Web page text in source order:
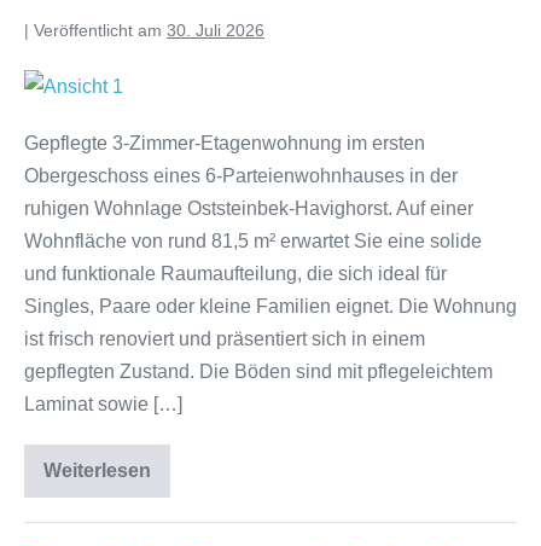
| Veröffentlicht am 30. Juli 2026
Gepflegte 3-Zimmer-Etagenwohnung im ersten
Obergeschoss eines 6-Parteienwohnhauses in der
ruhigen Wohnlage Oststeinbek-Havighorst. Auf einer
Wohnfläche von rund 81,5 m² erwartet Sie eine solide
und funktionale Raumaufteilung, die sich ideal für
Singles, Paare oder kleine Familien eignet. Die Wohnung
ist frisch renoviert und präsentiert sich in einem
gepflegten Zustand. Die Böden sind mit pflegeleichtem
Laminat sowie […]
Weiterlesen